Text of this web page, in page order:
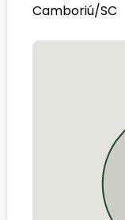
Camboriú/SC